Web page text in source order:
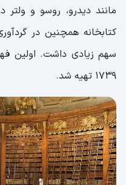
مانند دیدرو، روسو و ولتر
کتابخانه همچنین در
سهم زیادی داشت. اولین
1739 تهیه شد.